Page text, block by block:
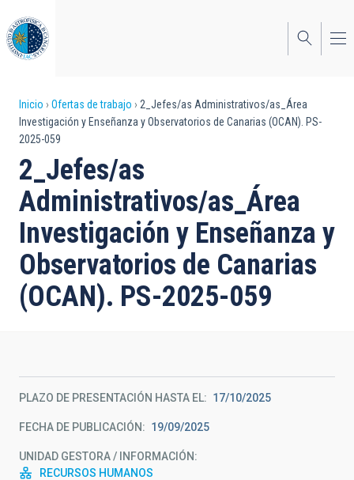
al
contenido
principal
Sobrescribir
enlaces
de
ayuda
a
la
navegación
Inicio Ofertas de trabajo
2_Jefes/as Administrativos/as_Área
Investigación y Enseñanza y Observatorios de Canarias (OCAN). PS-
2025-059
2_Jefes/as
Administrativos/as_Área
Investigación y Enseñanza y
Observatorios de Canarias
(OCAN). PS-2025-059
PLAZO DE PRESENTACIÓN HASTA EL 17/10/2025
FECHA DE PUBLICACIÓN 19/09/2025
UNIDAD GESTORA / INFORMACIÓN
RECURSOS HUMANOS